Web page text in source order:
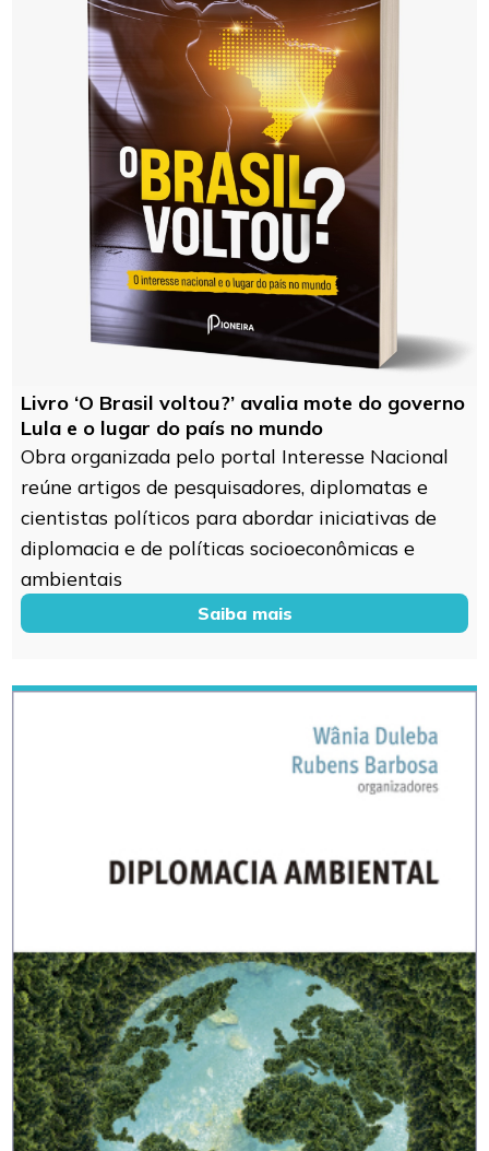
Livro ‘O Brasil voltou?’ avalia mote do governo
Lula e o lugar do país no mundo
Obra organizada pelo portal Interesse Nacional
reúne artigos de pesquisadores, diplomatas e
cientistas políticos para abordar iniciativas de
diplomacia e de políticas socioeconômicas e
ambientais
Saiba mais